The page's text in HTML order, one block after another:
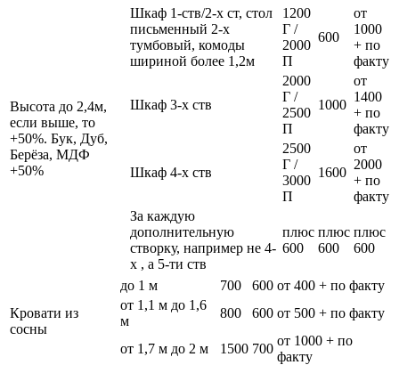
Высота до 2,4м,
если выше, то
+50%. Бук, Дуб,
Берёза, МДФ
+50%
Шкаф 1-ств/2-х ст, стол
письменный 2-х
тумбовый, комоды
шириной более 1,2м
1200
Г /
2000
П
600
от
1000
+ по
факту
Шкаф 3-х ств
2000
Г /
2500
П
1000
от
1400
+ по
факту
Шкаф 4-х ств
2500
Г /
3000
П
1600
от
2000
+ по
факту
За каждую
дополнительную
створку, например не 4-
х , а 5-ти ств
плюс
600
плюс
600
плюс
600
Кровати из
сосны
до 1 м 700 600 от 400 + по факту
от 1,1 м до 1,6
м
800 600 от 500 + по факту
от 1,7 м до 2 м 1500 700
от 1000 + по
факту